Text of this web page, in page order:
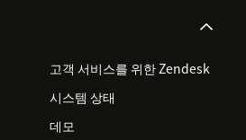
click on Connect button.
steps, to complete
into Zendesk.
고객 서비스를 위한 Zendesk
시스템 상태
데모